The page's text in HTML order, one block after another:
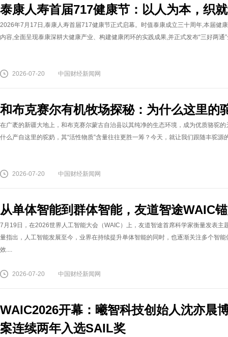
泰康人寿首届717健康节：以人为本，织
2026年7月17日,泰康人寿首届717健康节正式启幕。时值泰康成立三十周年,本届健
内容,全面呈现泰康深耕大健康产业、构建健康闭环的实践成果,并正式发布“三好两
2026-07-20 中国财经新闻网
和布克赛尔有机牧场探秘：为什么这里的
在广袤的新疆大地上，和布克赛尔蒙古自治县以其纯净的生态环境，成为优质骆驼
什么产自这里的驼奶，其“活性物质”含量往往更胜一筹？今天，就让我们跟随丰驼
2026-07-20 中国财经新闻网
从单体智能到群体智能，友道智途WAIC
7月19日，在2026世界人工智能大会（WAIC）上，友道智途首席科学家衡量发表
量指出，人工智能发展至今，业界在持续提升单体智能的同时，也逐渐关注多个智
效....
2026-07-20 中国财经新闻网
WAIC2026开幕：曦智科技创始人沈亦晨
案连续两年入选SAIL奖